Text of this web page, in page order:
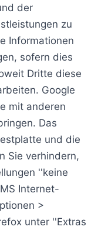
der
zu
Informationen
sofern dies
Dritte diese
Google
mit anderen
Das
und die
Sie verhindern,
''keine
Internet-
>
unter ''Extras